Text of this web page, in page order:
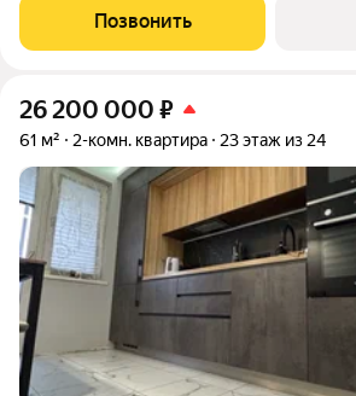
расположена на 17 этаже / 25 этажного
П 44 ТМ 25. Общая
Позвонить
26 200 000 ₽
61 м² 2-комн. квартира 23 этаж из 24